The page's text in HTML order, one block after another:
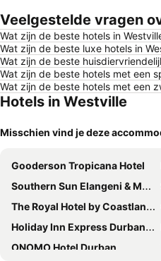
Veelgestelde vragen
Wat zijn de beste hotels in
Wat zijn de beste luxe hotels in
Wat zijn de beste
Wat zijn de beste hotels met een
Wat zijn de beste hotels met een
Hotels in Westville
Misschien vind je deze
Gooderson Tropicana Hotel
Southern Sun Elangeni & Maharani
The Royal Hotel by Coastlands Hotels & Resorts
Holiday Inn Express Durban - Umhlanga By Ihg
ONOMO Hotel Durban